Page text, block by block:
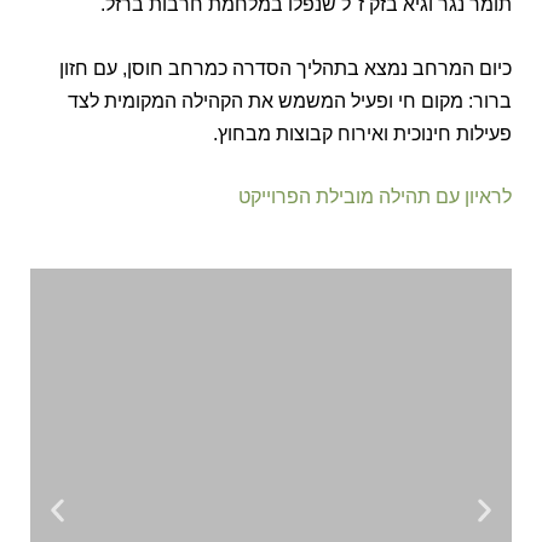
תומר נגר וגיא בזק ז"ל שנפלו במלחמת חרבות ברזל.
כיום המרחב נמצא בתהליך הסדרה כמרחב חוסן, עם חזון
ברור: מקום חי ופעיל המשמש את הקהילה המקומית לצד
פעילות חינוכית ואירוח קבוצות מבחוץ.
לראיון עם תהילה מובילת הפרוייקט